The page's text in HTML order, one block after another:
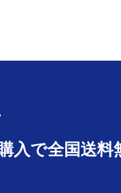
入で全国送料